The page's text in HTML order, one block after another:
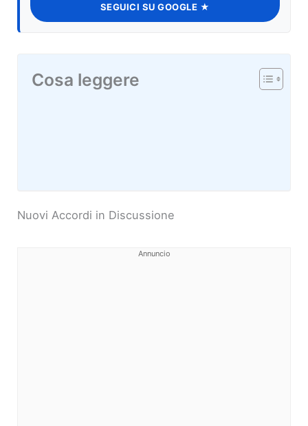
SEGUICI SU GOOGLE ★
Cosa leggere
Nuovi Accordi in Discussione
Annuncio